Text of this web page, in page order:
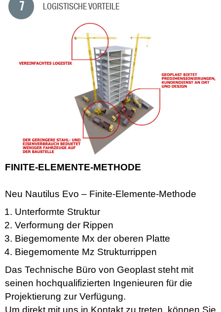
LOGISTISCHE VORTEILE
FINITE-ELEMENTE-METHODE
Neu Nautilus Evo – Finite-Elemente-Methode
Unterformte Struktur
Verformung der Rippen
Biegemomente Mx der oberen Platte
Biegemomente Mz Strukturrippen
Das Technische Büro von Geoplast steht mit
seinen hochqualifizierten Ingenieuren für die
Projektierung zur Verfügung.